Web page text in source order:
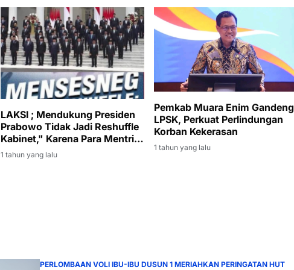
LAKSI ; Mendukung Presiden
Prabowo Tidak Jadi Reshuffle
Kabinet," Karena Para Mentri
Sudah Cukup Baik
1 tahun yang lalu
Pemkab Muara Enim Gandeng
LPSK, Perkuat Perlindungan
Korban Kekerasan
1 tahun yang lalu
PERLOMBAAN VOLI IBU-IBU DUSUN 1 MERIAHKAN PERINGATAN HUT